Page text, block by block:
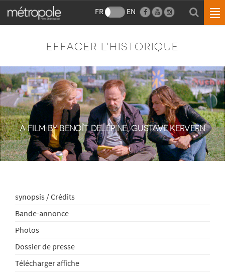
FR EN
EFFACER L'HISTORIQUE
A FILM BY BENOÎT DELÉPINE, GUSTAVE KERVERN
synopsis / Crédits
Bande-annonce
Photos
Dossier de presse
Télécharger affiche